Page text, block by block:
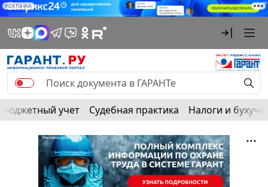
РЕКЛАМА
Бюджетный учет Судебная практика Налоги и